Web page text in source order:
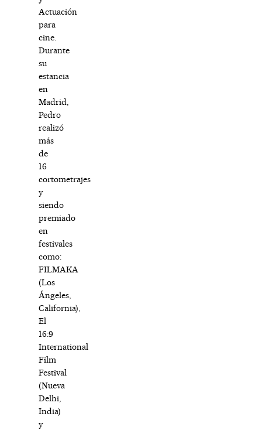
Actuación
para
cine.
Durante
su
estancia
en
Madrid,
Pedro
realizó
más
de
16
cortometrajes
y
siendo
premiado
en
festivales
como:
FILMAKA
(Los
Ángeles,
California),
El
16:9
International
Film
Festival
(Nueva
Delhi,
India)
y